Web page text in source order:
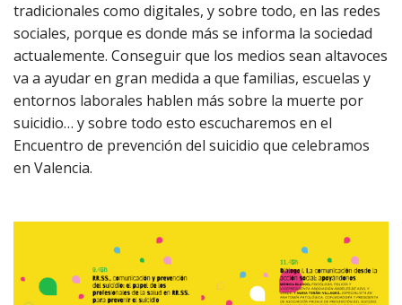
tradicionales como digitales, y sobre todo, en las redes
sociales, porque es donde más se informa la sociedad
actualemente. Conseguir que los medios sean altavoces
va a ayudar en gran medida a que familias, escuelas y
entornos laborales hablen más sobre la muerte por
suicidio… y sobre todo esto escucharemos en el
Encuentro de prevención del suicidio que celebramos
en Valencia.